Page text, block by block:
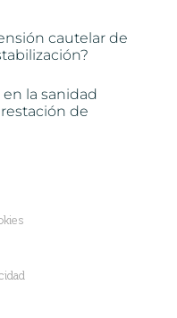
cautelar de
la sanidad
de